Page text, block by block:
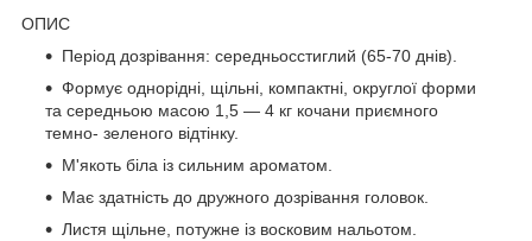
ОПИС
Період дозрівання: середньосстиглий (65-70 днів).
Формує однорідні, щільні, компактні, округлої форми
та середньою масою 1,5 — 4 кг кочани приємного
темно- зеленого відтінку.
М'якоть біла із сильним ароматом.
Має здатність до дружного дозрівання головок.
Листя щільне, потужне із восковим нальотом.